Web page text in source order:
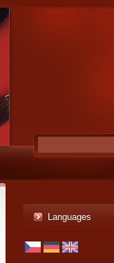
Languages